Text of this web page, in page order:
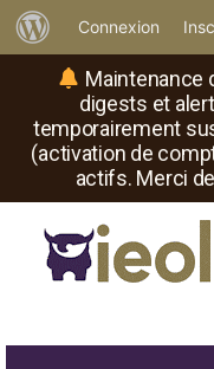
Maintenance
digests et
temporairement
(activation de
actifs. Merci
propos
de
WordPress
Connexion
où